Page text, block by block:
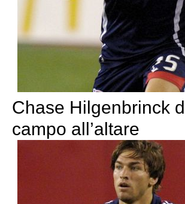
Chase Hilgenbrinck
campo all’altare